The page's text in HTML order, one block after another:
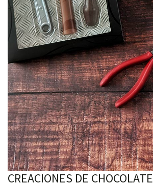
CREACIONES DE CHOCOLATE